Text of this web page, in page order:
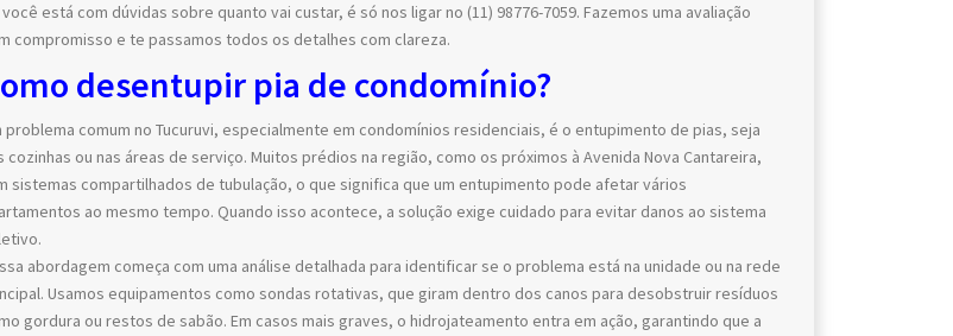
está com dúvidas sobre quanto vai custar, é só nos ligar no (11) 98776-7059. Fazemos uma avaliação
compromisso e te passamos todos os detalhes com clareza.
desentupir pia de condomínio?
problema comum no Tucuruvi, especialmente em condomínios residenciais, é o entupimento de pias, seja
cozinhas ou nas áreas de serviço. Muitos prédios na região, como os próximos à Avenida Nova Cantareira,
sistemas compartilhados de tubulação, o que significa que um entupimento pode afetar vários
ao mesmo tempo. Quando isso acontece, a solução exige cuidado para evitar danos ao sistema
abordagem começa com uma análise detalhada para identificar se o problema está na unidade ou na rede
Usamos equipamentos como sondas rotativas, que giram dentro dos canos para desobstruir resíduos
gordura ou restos de sabão. Em casos mais graves, o hidrojateamento entra em ação, garantindo que a